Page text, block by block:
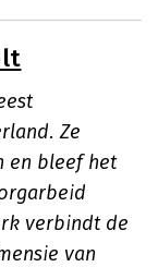
Ze
en bleef het
verbindt de
van